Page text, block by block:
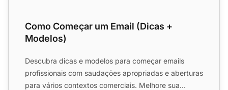
Como Começar um Email (Dicas +
Modelos)
Descubra dicas e modelos para começar emails
profissionais com saudações apropriadas e aberturas
para vários contextos comerciais. Melhore sua